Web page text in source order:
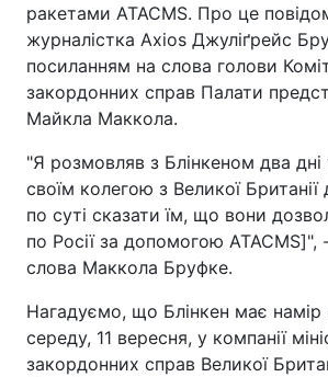
ракетами ATACMS. Про це
журналістка Axios Джуліґрейс
посиланням на слова голови
закордонних справ Палати
Майкла Маккола.
"Я розмовляв з Блінкеном два дні
своїм колегою з Великої
по суті сказати їм, що вони
по Росії за допомогою ATACMS]",
слова Маккола Бруфке.
Нагадуємо, що Блінкен має намір
середу, 11 вересня, у компанії
закордонних справ Великої